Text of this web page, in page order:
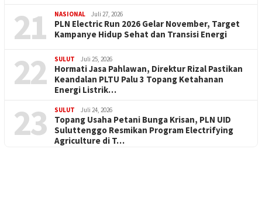
21 NASIONAL Juli 27, 2026
PLN Electric Run 2026 Gelar November, Target
Kampanye Hidup Sehat dan Transisi Energi
22 SULUT Juli 25, 2026
Hormati Jasa Pahlawan, Direktur Rizal Pastikan
Keandalan PLTU Palu 3 Topang Ketahanan
Energi Listrik…
23 SULUT Juli 24, 2026
Topang Usaha Petani Bunga Krisan, PLN UID
Suluttenggo Resmikan Program Electrifying
Agriculture di T…